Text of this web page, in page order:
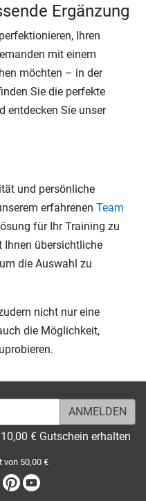
Ergänzung
Ihren
mit einem
möchten – in der
Sie die perfekte
entdecken Sie unser
und persönliche
erfahrenen Team
für Ihr Training zu
Ihnen übersichtliche
die Auswahl zu
nicht nur eine
die Möglichkeit,
€ Gutschein erhalten
von 50,00 €
Instagram
Pinterest